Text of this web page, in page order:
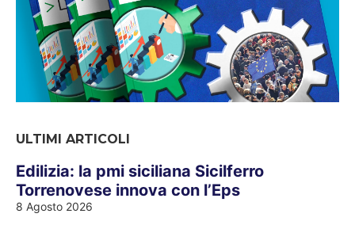
ULTIMI ARTICOLI
Edilizia: la pmi siciliana Sicilferro
Torrenovese innova con l’Eps
8 Agosto 2026